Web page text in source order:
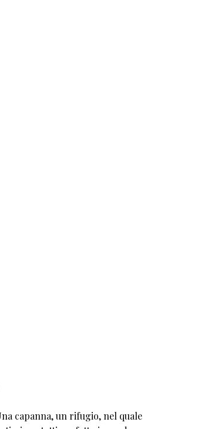
capanna, un rifugio, nel quale